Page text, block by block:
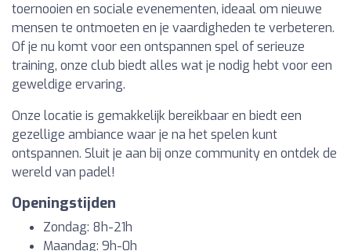
toernooien en sociale evenementen, ideaal om nieuwe
mensen te ontmoeten en je vaardigheden te verbeteren.
Of je nu komt voor een ontspannen spel of serieuze
training, onze club biedt alles wat je nodig hebt voor een
geweldige ervaring.
Onze locatie is gemakkelijk bereikbaar en biedt een
gezellige ambiance waar je na het spelen kunt
ontspannen. Sluit je aan bij onze community en ontdek de
wereld van padel!
Openingstijden
Zondag: 8h-21h
Maandag: 9h-0h